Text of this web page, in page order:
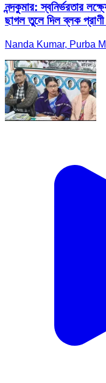
নন্দকুমার: স্বনির্ভরতার
ছাগল তুলে দিল ব্লক
Nanda Kumar, Purba